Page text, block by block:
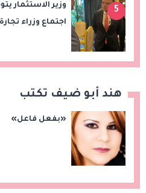
5
وزير الاستثمار
اجتماع وزراء
هند أبو ضيف تكتب
«بفعل فاعل»